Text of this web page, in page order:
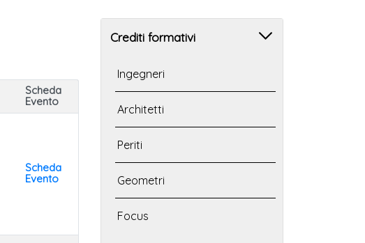
Scheda
Evento
Scheda
Evento
Crediti formativi
Ingegneri
Architetti
Periti
Geometri
Focus